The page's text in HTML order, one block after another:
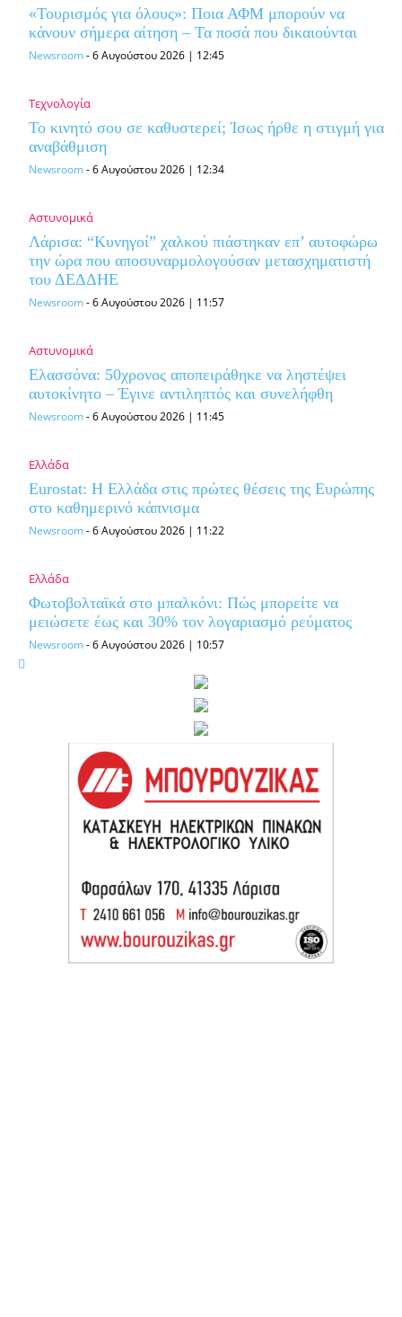
«Τουρισμός για όλους»: Ποια ΑΦΜ μπορούν να
κάνουν σήμερα αίτηση – Τα ποσά που δικαιούνται
Newsroom-6 Αυγούστου 2026 | 12:45
Τεχνολογία
Το κινητό σου σε καθυστερεί; Ίσως ήρθε η στιγμή για
αναβάθμιση
Newsroom-6 Αυγούστου 2026 | 12:34
Αστυνομικά
Λάρισα: “Κυνηγοί” χαλκού πιάστηκαν επ’ αυτοφώρω
την ώρα που αποσυναρμολογούσαν μετασχηματιστή
του ΔΕΔΔΗΕ
Newsroom-6 Αυγούστου 2026 | 11:57
Αστυνομικά
Ελασσόνα: 50χρονος αποπειράθηκε να ληστέψει
αυτοκίνητο – Έγινε αντιληπτός και συνελήφθη
Newsroom-6 Αυγούστου 2026 | 11:45
Ελλάδα
Eurostat: Η Ελλάδα στις πρώτες θέσεις της Ευρώπης
στο καθημερινό κάπνισμα
Newsroom-6 Αυγούστου 2026 | 11:22
Ελλάδα
Φωτοβολταϊκά στο μπαλκόνι: Πώς μπορείτε να
μειώσετε έως και 30% τον λογαριασμό ρεύματος
Newsroom-6 Αυγούστου 2026 | 10:57